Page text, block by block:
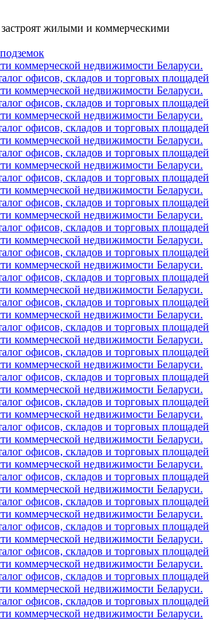
жилыми и коммерческими
коммерческой недвижимости Беларуси.
офисов, складов и торговых площадей
коммерческой недвижимости Беларуси.
офисов, складов и торговых площадей
коммерческой недвижимости Беларуси.
офисов, складов и торговых площадей
коммерческой недвижимости Беларуси.
офисов, складов и торговых площадей
коммерческой недвижимости Беларуси.
офисов, складов и торговых площадей
коммерческой недвижимости Беларуси.
офисов, складов и торговых площадей
коммерческой недвижимости Беларуси.
офисов, складов и торговых площадей
коммерческой недвижимости Беларуси.
офисов, складов и торговых площадей
коммерческой недвижимости Беларуси.
офисов, складов и торговых площадей
коммерческой недвижимости Беларуси.
офисов, складов и торговых площадей
коммерческой недвижимости Беларуси.
офисов, складов и торговых площадей
коммерческой недвижимости Беларуси.
офисов, складов и торговых площадей
коммерческой недвижимости Беларуси.
офисов, складов и торговых площадей
коммерческой недвижимости Беларуси.
офисов, складов и торговых площадей
коммерческой недвижимости Беларуси.
офисов, складов и торговых площадей
коммерческой недвижимости Беларуси.
офисов, складов и торговых площадей
коммерческой недвижимости Беларуси.
офисов, складов и торговых площадей
коммерческой недвижимости Беларуси.
офисов, складов и торговых площадей
коммерческой недвижимости Беларуси.
офисов, складов и торговых площадей
коммерческой недвижимости Беларуси.
офисов, складов и торговых площадей
коммерческой недвижимости Беларуси.
офисов, складов и торговых площадей
коммерческой недвижимости Беларуси.
офисов, складов и торговых площадей
коммерческой недвижимости Беларуси.